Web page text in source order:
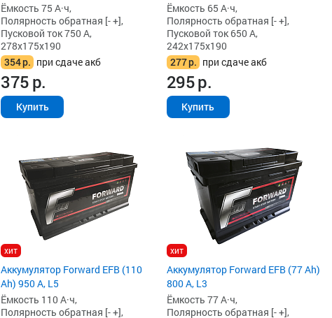
Ёмкость 75 А·ч,
Полярность обратная [- +],
Пусковой ток 750 А,
278x175x190
354р. при сдаче акб
375р.
Купить
Ёмкость 65 А·ч,
Полярность обратная [- +],
Пусковой ток 650 А,
242x175x190
277р. при сдаче акб
295р.
Купить
хит
Аккумулятор Forward EFB (110
Ah) 950 А, L5
Ёмкость 110 А·ч,
Полярность обратная [- +],
хит
Аккумулятор Forward EFB (77 Ah)
800 А, L3
Ёмкость 77 А·ч,
Полярность обратная [- +],